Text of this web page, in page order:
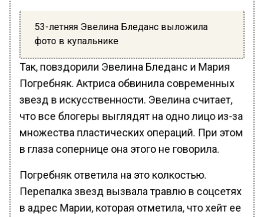
53-летняя Эвелина Бледанс выложила
фото в купальнике
Так, повздорили Эвелина Бледанс и Мария
Погребняк. Актриса обвинила современных
звезд в искусственности. Эвелина считает,
что все блогеры выглядят на одно лицо из-за
множества пластических операций. При этом
в глаза сопернице она этого не говорила.
Погребняк ответила на это колкостью.
Перепалка звезд вызвала травлю в соцсетях
в адрес Марии, которая отметила, что хейт ее